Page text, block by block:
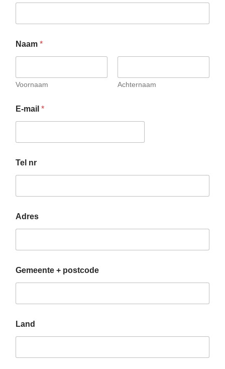
Naam *
Voornaam Achternaam
E-mail *
Tel nr
Adres
Gemeente + postcode
Land